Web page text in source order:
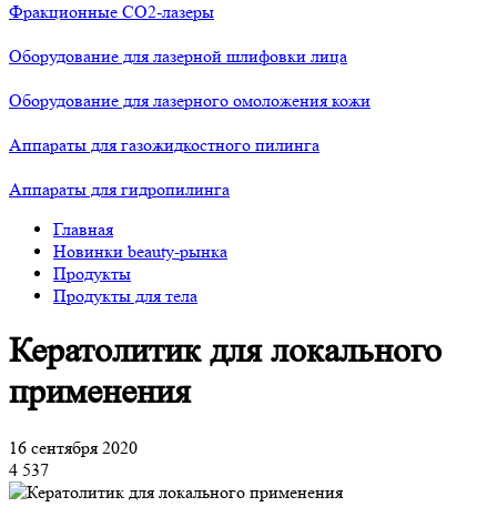
Фракционные СО2-лазеры
Оборудование для лазерной шлифовки лица
Оборудование для лазерного омоложения кожи
Аппараты для газожидкостного пилинга
Аппараты для гидропилинга
Главная
Новинки beauty-рынка
Продукты
Продукты для тела
Кератолитик для локального
применения
16 сентября 2020
4 537